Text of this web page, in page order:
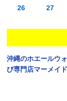
26
27
沖縄のホエールウ
び専門店マーメイド